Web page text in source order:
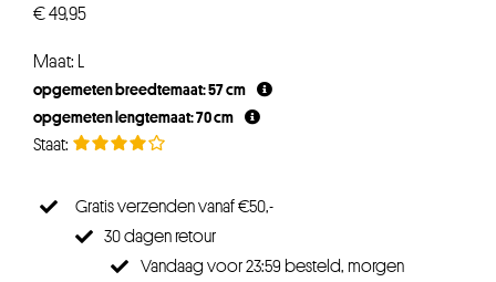
€49,95
Maat: L
opgemeten breedtemaat: 57 cm
opgemeten lengtemaat: 70 cm
Gratis verzenden vanaf €50,-
30 dagen retour
Vandaag voor 23:59 besteld, morgen